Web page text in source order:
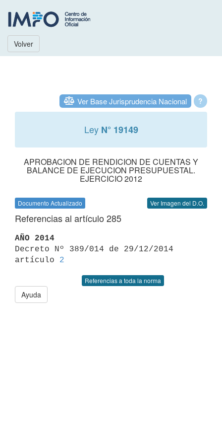
Volver
?
Ver Base Jurisprudencia Nacional
Ley N° 19149
APROBACION DE RENDICION DE CUENTAS Y
BALANCE DE EJECUCION PRESUPUESTAL.
EJERCICIO 2012
Documento Actualizado Ver Imagen del D.O.
Referencias al artículo 285
AÑO 2014
Decreto Nº 389/014 de 29/12/2014
artículo 2
Referencias a toda la norma
Ayuda